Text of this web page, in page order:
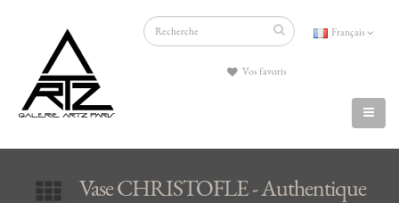
Français
Vos favoris
Vase CHRISTOFLE - Authentique